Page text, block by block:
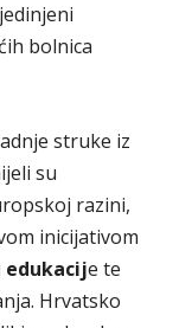
bolnica
struke iz
su
razini,
inicijativom
e te
Hrvatsko